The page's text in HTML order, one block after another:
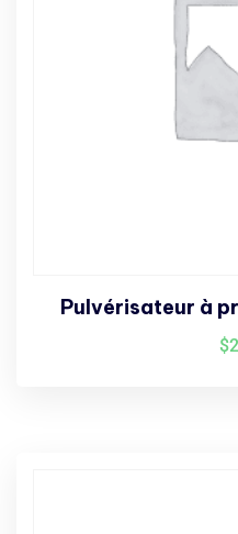
Pulvérisateur à
$